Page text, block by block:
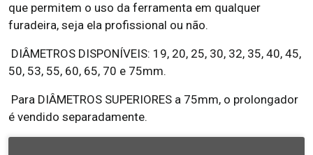
que permitem o uso da ferramenta em qualquer
furadeira, seja ela profissional ou não.
DIÂMETROS DISPONÍVEIS: 19, 20, 25, 30, 32, 35, 40, 45,
50, 53, 55, 60, 65, 70 e 75mm.
Para DIÂMETROS SUPERIORES a 75mm, o prolongador
é vendido separadamente.